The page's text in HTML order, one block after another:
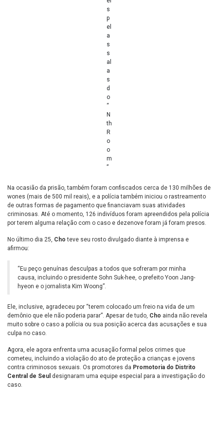
s
p
el
a
s
s
al
a
s
d
o
“
N
th
R
o
o
m
”
Na ocasião da prisão, também foram confiscados cerca de 130 milhões de
wones (mais de 500 mil reais), e a polícia também iniciou o rastreamento
de outras formas de pagamento que financiavam suas atividades
criminosas. Até o momento, 126 indivíduos foram apreendidos pela polícia
por terem alguma relação com o caso e dezenove foram já foram presos.
No último dia 25, Cho teve seu rosto divulgado diante à imprensa e
afirmou:
“Eu peço genuínas desculpas a todos que sofreram por minha
causa, incluindo o presidente Sohn Suk-hee, o prefeito Yoon Jang-
hyeon e o jornalista Kim Woong”.
Ele, inclusive, agradeceu por “terem colocado um freio na vida de um
demônio que ele não poderia parar”. Apesar de tudo, Cho ainda não revela
muito sobre o caso a polícia ou sua posição acerca das acusações e sua
culpa no caso.
Agora, ele agora enfrenta uma acusação formal pelos crimes que
cometeu, incluindo a violação do ato de proteção a crianças e jovens
contra criminosos sexuais. Os promotores da Promotoria do Distrito
Central de Seul designaram uma equipe especial para a investigação do
caso.